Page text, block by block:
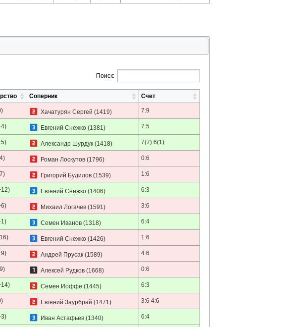
Поиск:
Соперник Счет
Хачатурян Сергей (1419) 7:9
Евгений Снежко(1381) 7:5
Александр Шурдук(1418) 7(7):6(1)
Роман Лоскутов(1796) 0:6
Григорий Будилов(1539) 1:6
Евгений Снежко(1406) 6:3
Михаил Логачев(1591) 3:6
Семен Иванов(1318) 6:4
Евгений Снежко(1426) 1:6
Андрей Прусак(1589) 4:6
Алексей Рудков(1668) 0:6
Семен Иоффе (1445) 6:3
Евгений Заурбрай (1471) 3:6 4:6
Иван Астафьев(1340) 6:4